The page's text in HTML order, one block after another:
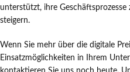
unterstützt, ihre
steigern.
Wenn Sie mehr über die digitale
Einsatzmöglichkeiten in Ihrem